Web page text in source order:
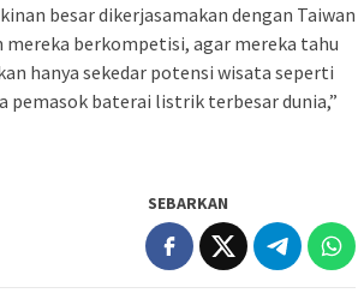
besar dikerjasamakan dengan Taiwan
mereka berkompetisi, agar mereka tahu
hanya sekedar potensi wisata seperti
pemasok baterai listrik terbesar dunia,”
SEBARKAN